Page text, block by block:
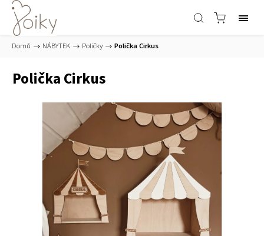
Domů / NÁBYTEK / Poličky / Polička Cirkus
Polička Cirkus